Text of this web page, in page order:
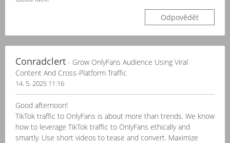
Odpovědět
Conradclert - Grow OnlyFans Audience Using Viral
Content And Cross-Platform Traffic
14. 5. 2025 11:16
Good afternoon!
TikTok traffic to OnlyFans is about more than trends. We know
how to leverage TikTok traffic to OnlyFans ethically and
smartly. Use short videos to tease and convert. Maximize